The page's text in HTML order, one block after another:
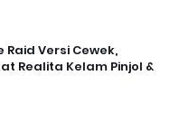
Versi Cewek,
Realita Kelam Pinjol &